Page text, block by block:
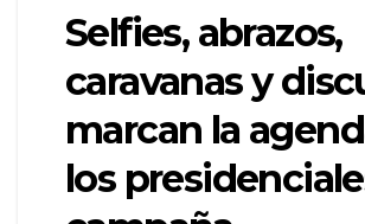
Selfies, abrazos,
caravanas y
marcan la
los